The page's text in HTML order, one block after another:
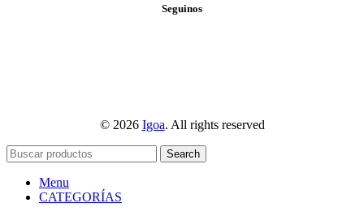
Seguinos
© 2026 Igoa. All rights reserved
Search
Menu
CATEGORÍAS